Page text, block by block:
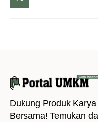
Dukung Produk
Bersama! Temukan